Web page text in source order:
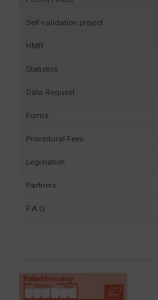
Self-validation project
HMR
Statistics
Data Request
Forms
Procedural Fees
Legislation
Partners
F.A.Q.